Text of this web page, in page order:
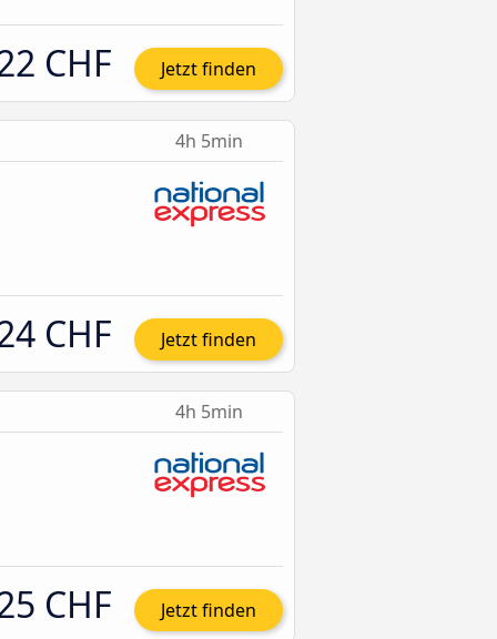
CHF Jetzt finden
4h 5min
CHF Jetzt finden
4h 5min
CHF Jetzt finden